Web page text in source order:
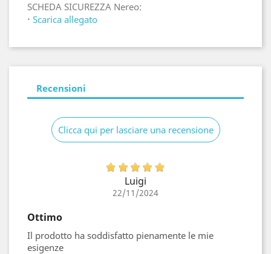
SCHEDA SICUREZZA Nereo:
· Scarica allegato
Recensioni
Clicca qui per lasciare una recensione
Luigi
22/11/2024
Ottimo
Il prodotto ha soddisfatto pienamente le mie
esigenze